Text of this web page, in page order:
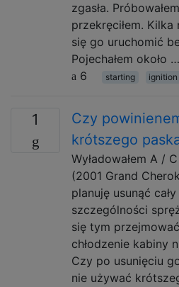
zgasła.
przekręciłem. Kilka
się go uruchomić
Pojechałem około …
6
starting ignition
1
Czy
krótszego
Wyładowałem A /
(2001 Grand
planuję usunąć
szczególności
się tym
chłodzenie kabiny
Czy po usunięciu
nie używać